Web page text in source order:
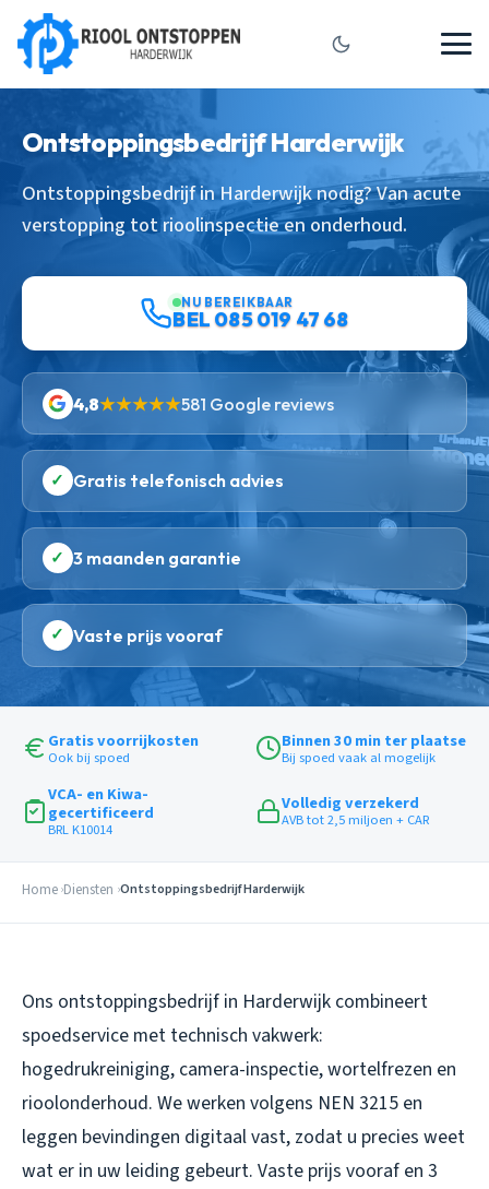
Ontstoppingsbedrijf Harderwijk
Ontstoppingsbedrijf in Harderwijk nodig? Van acute
verstopping tot rioolinspectie en onderhoud.
NU BEREIKBAAR
BEL 085 019 47 68
4,8★★★★★581 Google reviews
✓ Gratis telefonisch advies
✓ 3 maanden garantie
✓ Vaste prijs vooraf
Gratis voorrijkosten
Ook bij spoed
Binnen 30 min ter plaatse
Bij spoed vaak al mogelijk
VCA- en Kiwa-
gecertificeerd
BRL K10014
Volledig verzekerd
AVB tot 2,5 miljoen + CAR
Home Diensten Ontstoppingsbedrijf Harderwijk
Ons ontstoppingsbedrijf in Harderwijk combineert
spoedservice met technisch vakwerk:
hogedrukreiniging, camera-inspectie, wortelfrezen en
rioolonderhoud. We werken volgens NEN 3215 en
leggen bevindingen digitaal vast, zodat u precies weet
wat er in uw leiding gebeurt. Vaste prijs vooraf en 3